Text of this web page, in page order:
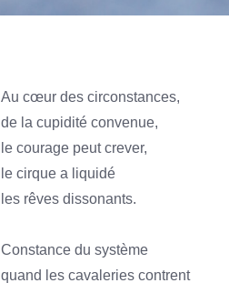
Au cœur des circonstances,
de la cupidité convenue,
le courage peut crever,
le cirque a liquidé
les rêves dissonants.
Constance du système
quand les cavaleries contrent